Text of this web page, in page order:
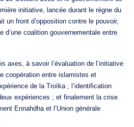
initiative, lancée durant le règne du
un front d’opposition contre le pouvoir,
d’une coalition gouvernementale entre
axes, à savoir l’évaluation de l’initiative
coopération entre islamistes et
de la Troïka ; l’identification
expériences ; et finalement la crise
Ennahdha et l’Union générale